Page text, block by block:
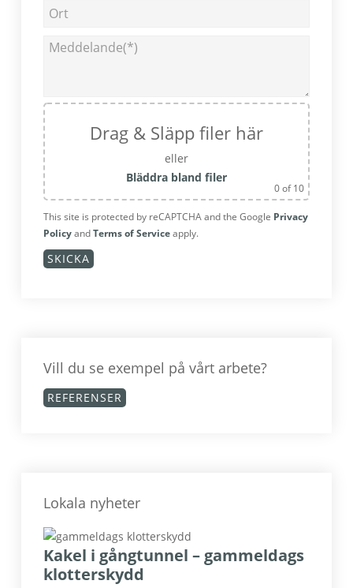
Drag & Släpp filer här
eller
Bläddra bland filer
0of 10
This site is protected by reCAPTCHA and the Google Privacy
PolicyandTerms of Serviceapply.
Vill du se exempel på vårt arbete?
REFERENSER
Lokala nyheter
Kakel i gångtunnel – gammeldags
klotterskydd